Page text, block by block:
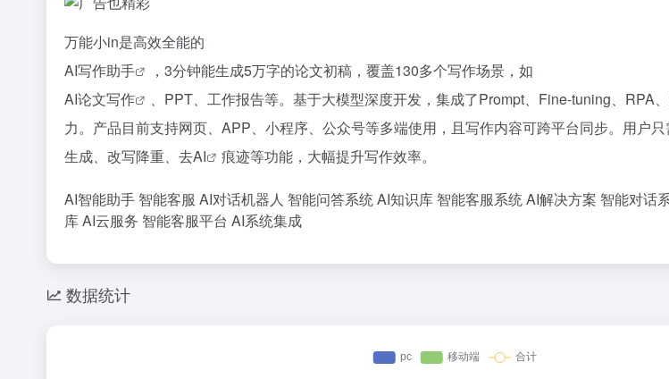
万能小in是高效全能的
AI写作助手
，3分钟能生成5万字的论文初稿，覆盖130多个写作场景，如
AI论文写作
、PPT、工作报告等。基于大模型深度开发，集成了Prompt、Fine-tuning、RPA
力。产品目前支持网页、APP、小程序、公众号等多端使用，且写作内容可跨平台同步。用户
生成、改写降重、去AI 痕迹等功能，大幅提升写作效率。
AI智能助手 智能客服 AI对话机器人 智能问答系统AI知识库 智能客服系统AI解决方案 智能对话
库AI云服务 智能客服平台 AI系统集成
数据统计